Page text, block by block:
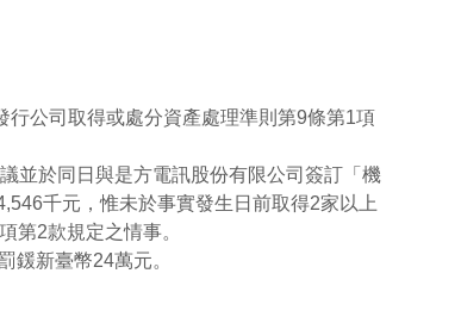
公司取得或處分資產處理準則第9條第1項
並於同日與是方電訊股份有限公司簽訂「機
千元，惟未於事實發生日前取得2家以上
第2款規定之情事。
鍰新臺幣24萬元。